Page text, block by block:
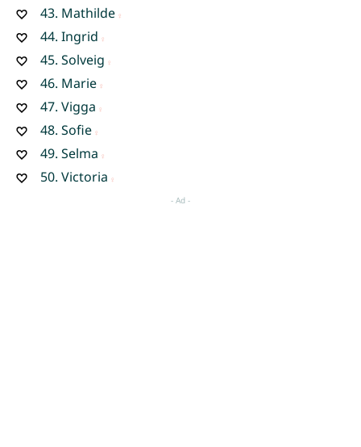
43. Mathilde
44. Ingrid
45. Solveig
46. Marie
47. Vigga
48. Sofie
49. Selma
50. Victoria